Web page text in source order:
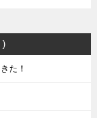
)
た！